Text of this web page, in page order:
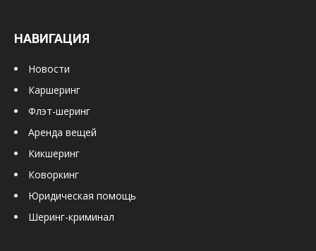
НАВИГАЦИЯ
Новости
Каршеринг
Флэт-шеринг
Аренда вещей
Кикшеринг
Коворкинг
Юридическая помощь
Шеринг-криминал